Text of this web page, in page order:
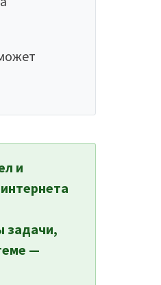
и
задачи,
—